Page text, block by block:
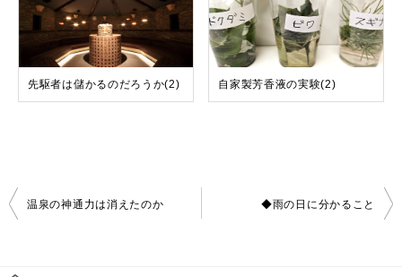
先駆者は儲かるのだろうか(2) 自家製芳香液の実験(2)
投
稿
温泉の神通力は消えたのか ◆雨の日に分かること